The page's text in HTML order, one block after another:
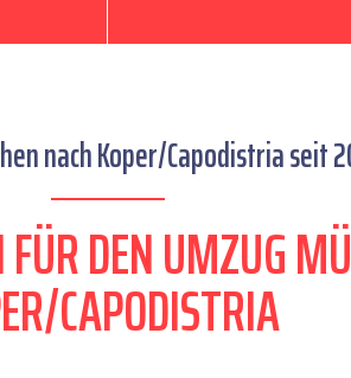
nach Koper/Capodistria seit
DEN UMZUG
CAPODISTRIA